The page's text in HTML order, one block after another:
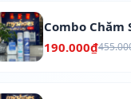
Combo Chăm
190.000₫